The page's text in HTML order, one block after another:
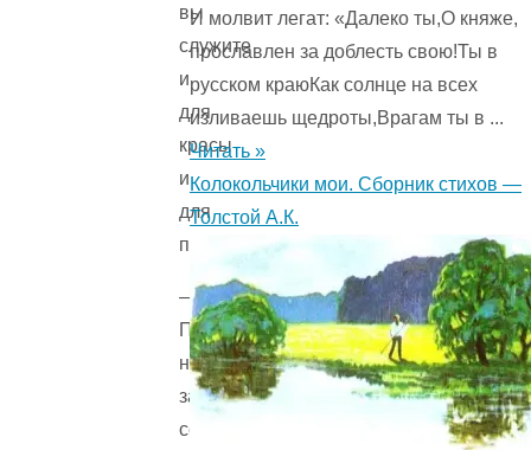
вы
служите
и
для
красы
и
для
пользы.
—
Пожалуйста,
не
заводите
со
И молвит легат: «Далеко ты,О княже,
прославлен за доблесть свою!Ты в
русском краюКак солнце на всех
изливаешь щедроты,Врагам ты в ...
Читать »
Колокольчики мои. Сборник стихов —
Толстой А.К.